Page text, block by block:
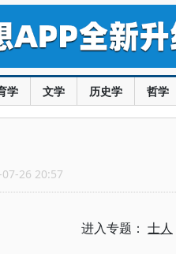
学 文学 历史学 哲学
26 20:57
进入专题： 士人